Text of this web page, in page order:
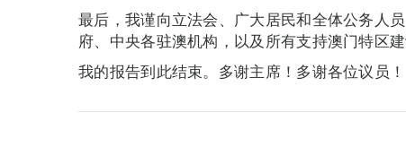
最后，我谨向立法会、广大居民和全体公务人
府、中央各驻澳机构，以及所有支持澳门特区
我的报告到此结束。多谢主席！多谢各位议员！